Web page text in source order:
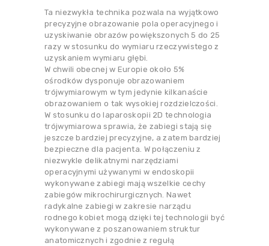
Ta niezwykła technika pozwala na wyjątkowo
precyzyjne obrazowanie pola operacyjnego i
uzyskiwanie obrazów powiększonych 5 do 25
razy w stosunku do wymiaru rzeczywistego z
uzyskaniem wymiaru głębi.
W chwili obecnej w Europie około 5%
ośrodków dysponuje obrazowaniem
trójwymiarowym w tym jedynie kilkanaście
obrazowaniem o tak wysokiej rozdzielczości.
W stosunku do laparoskopii 2D technologia
trójwymiarowa sprawia, że zabiegi stają się
jeszcze bardziej precyzyjne, a zatem bardziej
bezpieczne dla pacjenta. W połączeniu z
niezwykle delikatnymi narzędziami
operacyjnymi używanymi w endoskopii
wykonywane zabiegi mają wszelkie cechy
zabiegów mikrochirurgicznych. Nawet
radykalne zabiegi w zakresie narządu
rodnego kobiet mogą dzięki tej technologii być
wykonywane z poszanowaniem struktur
anatomicznych i zgodnie z regułą